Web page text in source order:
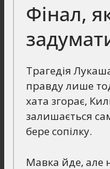
Фінал,
Трагедія
правду лише
хата згорає,
залишається
бере сопілку.
Мавка йде, але